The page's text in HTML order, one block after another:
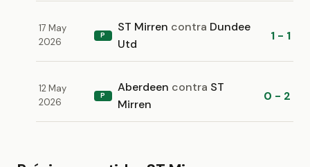
17 May
2026
P
ST Mirren contra Dundee
Utd
1 - 1
12 May
2026
P
Aberdeen contra ST
Mirren
0 - 2